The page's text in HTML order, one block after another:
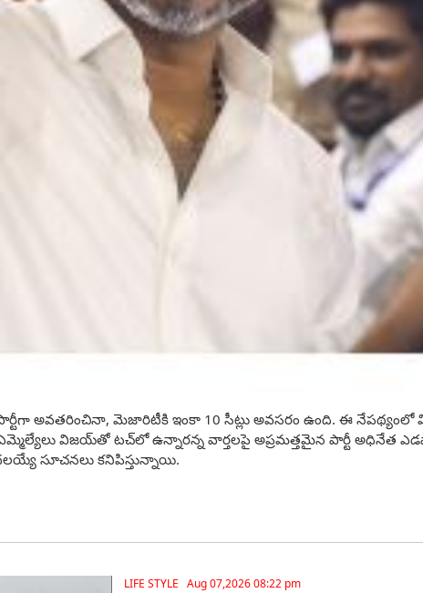
అవతరించినా, మెజారిటీకి ఇంకా 10 సీట్లు అవసరం ఉంది. ఈ నేపథ్యంలో
విజయ్‌తో టచ్‌లో ఉన్నారన్న వార్తలపై అప్రమత్తమైన పార్టీ అధినేత
సూచనలు కనిపిస్తున్నాయి.
LIFE STYLE Aug 07,2026 08:22 pm